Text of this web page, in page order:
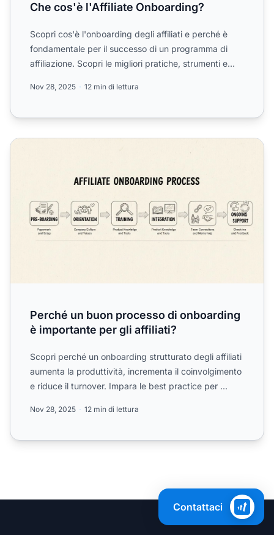
Che cos'è l'Affiliate Onboarding?
Scopri cos'è l'onboarding degli affiliati e perché è
fondamentale per il successo di un programma di
affiliazione. Scopri le migliori pratiche, strumenti e
Nov 28, 2025 12 min di lettura
Perché un buon processo di onboarding è importante per
Perché un buon processo di onboarding
è importante per gli affiliati?
Scopri perché un onboarding strutturato degli affiliati
aumenta la produttività, incrementa il coinvolgimento
e riduce il turnover. Impara le best practice per ...
Nov 28, 2025 12 min di lettura
Contattaci